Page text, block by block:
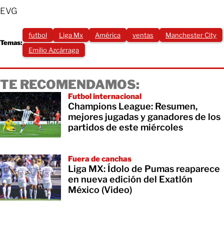
EVG
Temas:
futbol Liga Mx América ventas
Manchester City
Emilio Azcárraga
TE RECOMENDAMOS:
Futbol internacional
Champions League: Resumen,
mejores jugadas y ganadores de los
partidos de este miércoles
Fuera de canchas
Liga MX: Ídolo de Pumas reaparece
en nueva edición del Exatlón
México (Video)